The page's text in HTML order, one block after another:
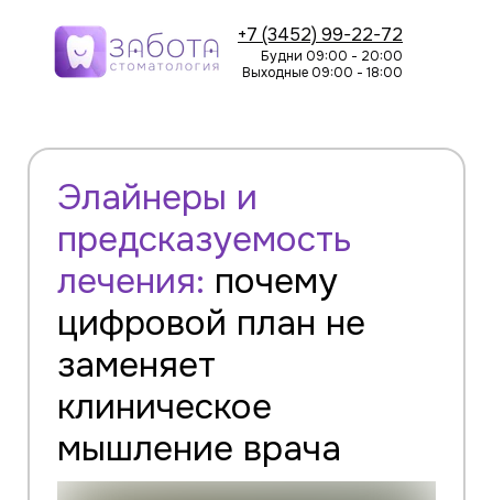
+7 (3452) 99-22-72
Будни 09:00 - 20:00
Выходные 09:00 - 18:00
Элайнеры и
предсказуемость
лечения: почему
цифровой план не
заменяет
клиническое
мышление врача